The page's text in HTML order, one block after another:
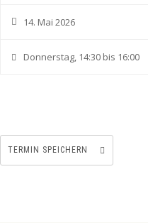
14. Mai 2026
Donnerstag, 14:30 bis 16:00
TERMIN SPEICHERN